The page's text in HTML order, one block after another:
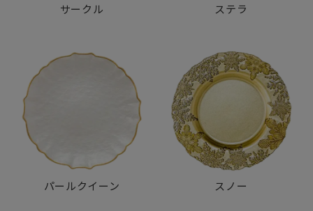
サークル ステラ
パールクイーン スノー